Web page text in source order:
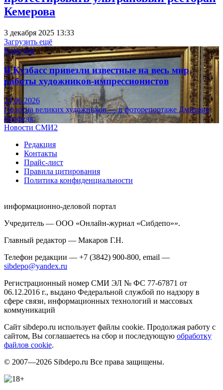
Кемерова
3 декабря 2025 13:33
Загрузить ещё
Культура
В Кузбасс привезли известные на весь мир
работы художников-импрессионистов
23.06.2026
Полотна великих художников — в фоторепортаже Дмитрия
Верфеля.
Новости СМИ2
Редакция
Контакты
Прайс-лист
Правила цитирования
Политика конфиденциальности
информационно-деловой портал
Учредитель — ООО «Онлайн-журнал «Сибдепо»».
Главный редактор — Макаров Г.Н.
Телефон редакции — +7 (3842) 900-800, email —
sibdepo@yandex.ru
Регистрационный номер СМИ ЭЛ № ФС 77-67871 от
06.12.2016 г., выдано Федеральной службой по надзору в
сфере связи, информационных технологий и массовых
коммуникаций
Сайт sibdepo.ru использует файлы cookie. Продолжая работу с
сайтом, Вы соглашаетесь на сбор и последующую обработку
файлов cookie.
© 2007—2026 Sibdepo.ru Все права защищены.